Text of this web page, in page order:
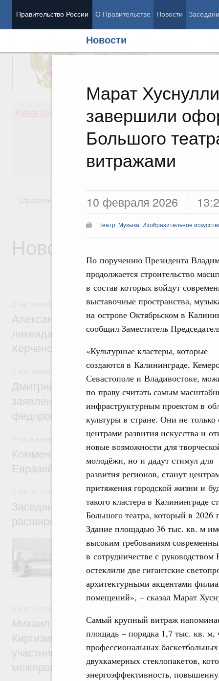
Правительство России О Правительстве Новости
Новости
Марат
завершили
Большого
витражами
10 февраля 2026
Театр. Музыка. Изобразительное
По поручению Президента
продолжается строительство
в состав которых войдут
выставочные пространства,
на острове Октябрьском в
сообщил Заместитель
«Культурные кластеры, которые
создаются в Калининграде,
Севастополе и Владивостоке,
по праву считать самым
инфраструктурным проектом в
культуры в стране. Они не только
центрами развития искусства и
новые возможности для
молодёжи, но и дадут стимул для
развития регионов, станут
притяжения городской жизни и
такого кластера в Калининграде
Большого театра, который в 2026
Здание площадью 36 тыс. кв. м
высоким требованиям
в сотрудничестве с
остеклили две гигантские
архитектурными акцентами
помещений», – сказал Марат
Самый крупный витраж
площадь – порядка 1,7 тыс. кв.
профессиональных
двухкамерных стеклопакетов,
энергоэффективность,
Председатель Правительства
Вице-премьеры
Работа Правительства
Демография
Здоровье
Культура
Государство
Стратегии Государственные программы
Новости
Чрезвычайные ситуации и ликвидация их
Александр Козлов провёл заседание
ликвидации последствий чрезвычайной
Керченском проливе
Среднее профессиональное образование
Дмитрий Чернышенко: Установлен
заявлений от абитуриентов колледжей и
федпроекта «Профессионалитет»
Евразийский экономический союз.
Комментарий Алексея Оверчука по
Евразийского межправительственного
Евразийский экономический союз.
Заседание Евразийского
расширенном составе
В повестке заседания актуальные задачи
числе совершенствование кооперации в
регулирования и администрирования,
железнодорожных перевозок,
рынка.
Михаил Мишустин принял участие во
Киргизии Садыра Жапарова с главами
участников заседания Евразийского
межправительственного совета